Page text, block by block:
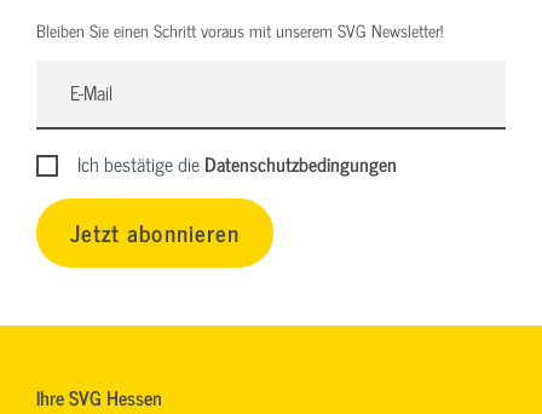
Bleiben Sie einen Schritt voraus mit unserem SVG Newsletter!
Ich bestätige dieDatenschutzbedingungen
Jetzt abonnieren
Ihre SVG Hessen